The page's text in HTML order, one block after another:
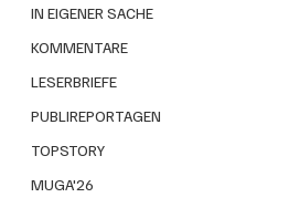
IN EIGENER SACHE
KOMMENTARE
LESERBRIEFE
PUBLIREPORTAGEN
TOPSTORY
MUGA'26